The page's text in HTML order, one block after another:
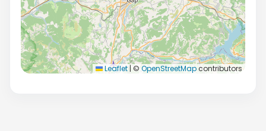
Leaflet | © OpenStreetMapcontributors